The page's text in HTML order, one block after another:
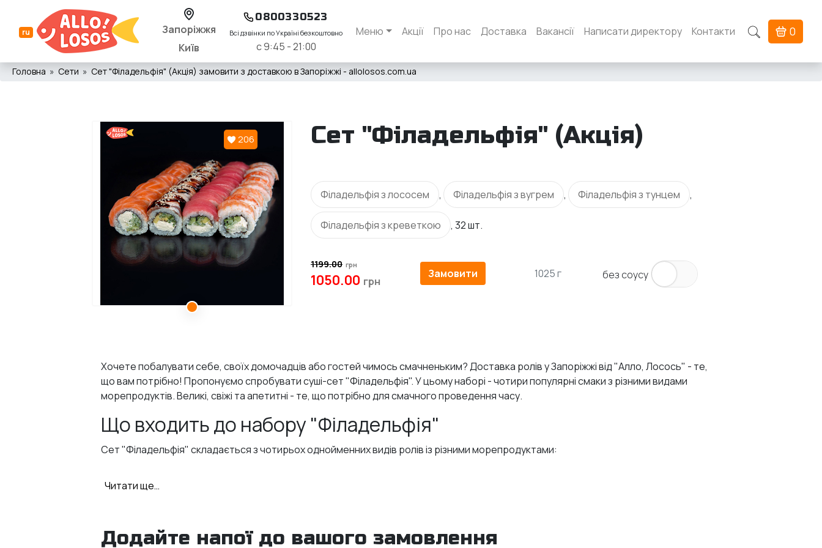
ru
Запоріжжя
Київ
0800330523
Всі дзвінки по Україні безкоштовно
с 9:45 - 21:00
Меню Акції Про нас Доставка Вакансії Написати директору Контакти 0
Головна Сети Сет "Філадельфія" (Акція) замовити з доставкою в Запоріжжі - allolosos.com.ua
206 Сет "Філадельфія" (Акція)
Філадельфія з лососем , Філадельфія з вугрем , Філадельфія з тунцем ,
Філадельфія з креветкою , 32 шт.
1199.00
1050.00 Замовити 1025 г без соусу
Хочете побалувати себе, своїх домочадців або гостей чимось смачненьким? Доставка ролів у Запоріжжі від "Алло, Лосось" - те,
що вам потрібно! Пропонуємо спробувати суші-сет "Філадельфія". У цьому наборі - чотири популярні смаки з різними видами
морепродуктів. Великі, свіжі та апетитні - те, що потрібно для смачного проведення часу.
Що входить до набору "Філадельфія"
Сет "Філадельфія" складається з чотирьох однойменних видів ролів із різними морепродуктами:
вугром;
Класичні начинки з ніжного вершкового сиру, огірка, авокадо і норі роблять ці роли перлиною нашого японського меню.
Читати ще…
Додайте напої до вашого замовлення